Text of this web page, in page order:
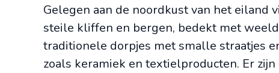
Gelegen aan de noordkust van het eiland
steile kliffen en bergen, bedekt met
traditionele dorpjes met smalle straatjes
zoals keramiek en textielproducten. Er